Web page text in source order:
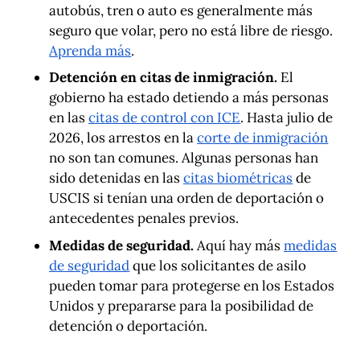
autobús, tren o auto es generalmente más
seguro que volar, pero no está libre de riesgo.
Aprenda más.
Detención en citas de inmigración. El
gobierno ha estado detiendo a más personas
en lascitas de control con ICE. Hasta julio de
2026, los arrestos en lacorte de inmigración
no son tan comunes. Algunas personas han
sido detenidas en lascitas biométricasde
USCIS si tenían una orden de deportación o
antecedentes penales previos.
Medidas de seguridad.Aquí hay másmedidas
de seguridadque los solicitantes de asilo
pueden tomar para protegerse en los Estados
Unidos y prepararse para la posibilidad de
detención o deportación.